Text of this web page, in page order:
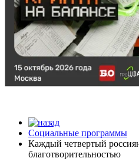
Социальные программы
Каждый четвертый
благотворительностью